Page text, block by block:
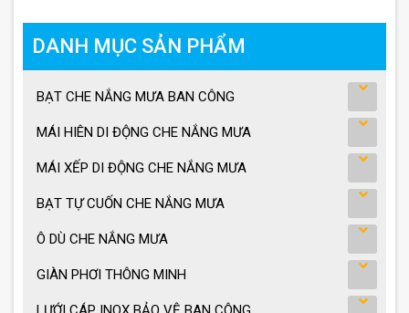
DANH MỤC SẢN PHẨM
BẠT CHE NẮNG MƯA BAN CÔNG
MÁI HIÊN DI ĐỘNG CHE NẮNG MƯA
MÁI XẾP DI ĐỘNG CHE NẮNG MƯA
BẠT TỰ CUỐN CHE NẮNG MƯA
Ô DÙ CHE NẮNG MƯA
GIÀN PHƠI THÔNG MINH